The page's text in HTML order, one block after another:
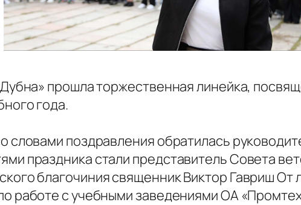
прошла торжественная линейка,
года.
словами поздравления обратилась
праздника стали представитель Совета
благочиния священник Виктор Гавриш От
работе с учебными заведениями ОА